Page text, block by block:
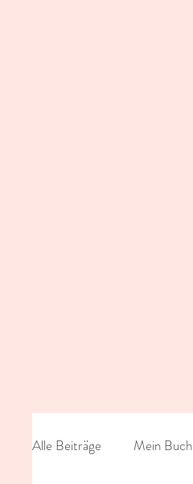
Alle Beiträge Mein Buch